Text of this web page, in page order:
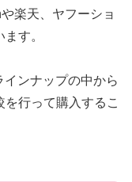
楽天、ヤフーショ
す。
インナップの中から
行って購入するこ